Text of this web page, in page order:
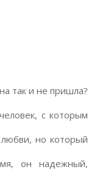
так и не пришла?
с которым
но который
он надежный,